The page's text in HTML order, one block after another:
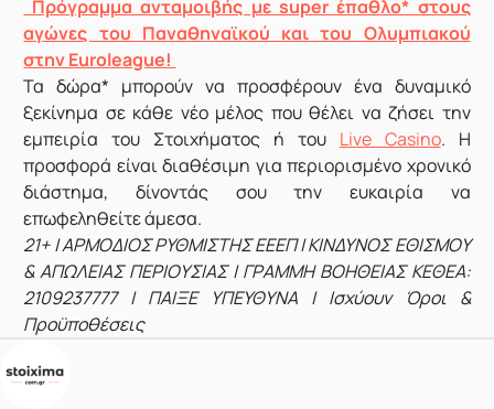
Πρόγραμμα ανταμοιβής με super έπαθλο* στους
αγώνες του Παναθηναϊκού και του Ολυμπιακού
στην Euroleague!
Τα δώρα* μπορούν να προσφέρουν ένα δυναμικό
ξεκίνημα σε κάθε νέο μέλος που θέλει να ζήσει την
εμπειρία του Στοιχήματος ή του Live Casino. Η
προσφορά είναι διαθέσιμη για περιορισμένο χρονικό
διάστημα, δίνοντάς σου την ευκαιρία να
επωφεληθείτε άμεσα.
21+ | ΑΡΜΟΔΙΟΣ ΡΥΘΜΙΣΤΗΣ ΕΕΕΠ | ΚΙΝΔΥΝΟΣ ΕΘΙΣΜΟΥ
& ΑΠΩΛΕΙΑΣ ΠΕΡΙΟΥΣΙΑΣ | ΓΡΑΜΜΗ ΒΟΗΘΕΙΑΣ ΚΕΘΕΑ:
2109237777 | ΠΑΙΞΕ ΥΠΕΥΘΥΝΑ | Ισχύουν Όροι &
Προϋποθέσεις